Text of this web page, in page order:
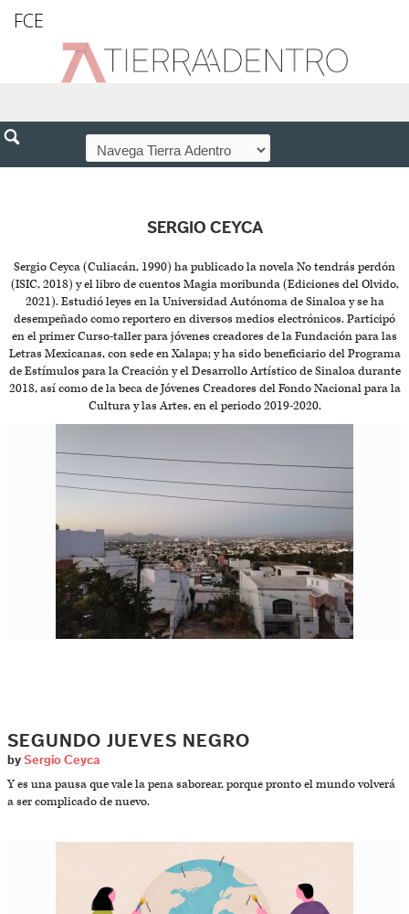
FCE
SERGIO CEYCA
Sergio Ceyca (Culiacán, 1990) ha publicado la novela No tendrás perdón
(ISIC, 2018) y el libro de cuentos Magia moribunda (Ediciones del Olvido,
2021). Estudió leyes en la Universidad Autónoma de Sinaloa y se ha
desempeñado como reportero en diversos medios electrónicos. Participó
en el primer Curso-taller para jóvenes creadores de la Fundación para las
Letras Mexicanas, con sede en Xalapa; y ha sido beneficiario del Programa
de Estímulos para la Creación y el Desarrollo Artístico de Sinaloa durante
2018, así como de la beca de Jóvenes Creadores del Fondo Nacional para la
Cultura y las Artes, en el periodo 2019-2020.
SEGUNDO JUEVES NEGRO
by Sergio Ceyca
Y es una pausa que vale la pena saborear, porque pronto el mundo volverá
a ser complicado de nuevo.